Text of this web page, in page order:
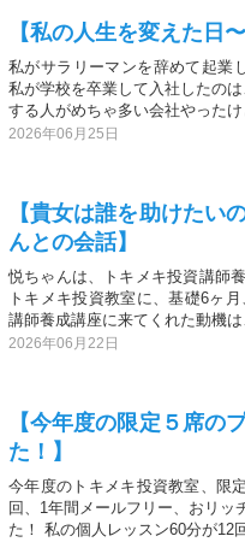
【私の人生を変えた日
私がサラリーマンを辞めて起業
私が学校を卒業して入社したの
する人がめちゃ多い会社やった
2026年06月25日
【貴女は誰を助けたい
んとの会話】
悦ちゃんは、トキメキ投資講師
トキメキ投資教室に、基礎6ヶ
講師養成講座に来てくれた動機
2026年06月22日
【今年度の限定５席の
た！】
今年度のトキメキ投資教室、限
回、1年間メールフリー、おリッ
た！ 私の個人レッスン60分が12